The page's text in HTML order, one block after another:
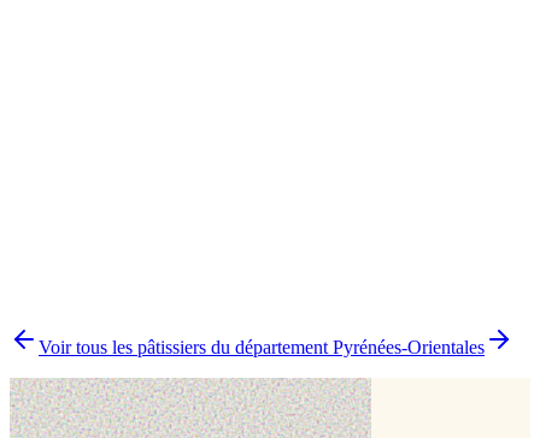
Voir tous les pâtissiers du département Pyrénées-Orientales